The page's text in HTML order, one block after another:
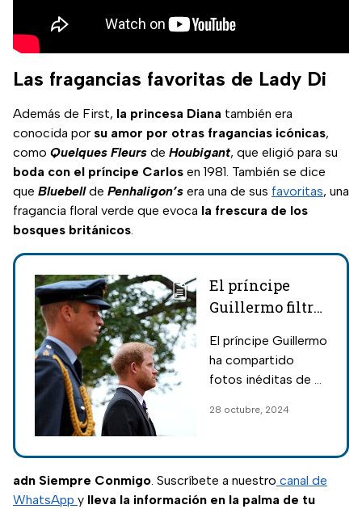
Las fragancias favoritas de Lady Di
Además de First, la princesa Diana también era
conocida por su amor por otras fragancias icónicas,
como Quelques Fleurs de Houbigant, que eligió para su
boda con el príncipe Carlos en 1981. También se dice
que Bluebellde Penhaligon’s era una de sus favoritas, una
fragancia floral verde que evoca la frescura de los
bosques británicos.
El príncipe
Guillermo filtra
vistas: Su
vínculo con
El príncipe Guillermo
ha compartido
fotos inéditas de su
nuevo capítulo que
hermano Harry y a su
icónica madre, Lady
Di.
28 octubre, 2024
adn Siempre Conmigo. Suscríbete a nuestro canal de
WhatsApp y lleva la información en la palma de tu